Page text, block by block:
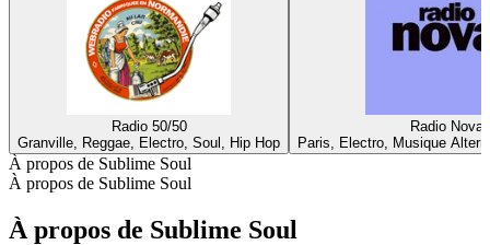
Radio 50/50
Granville, Reggae, Electro, Soul, Hip Hop
Radio Nova
Paris, Electro, Musique
À propos de Sublime Soul
À propos de Sublime Soul
À propos de Sublime Soul